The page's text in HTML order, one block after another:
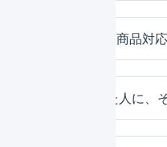
リニューアル時に、商品対
と2個以上購入した人に